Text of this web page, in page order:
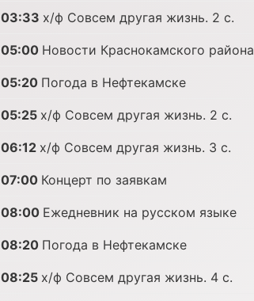
03:33 х/ф Совсем другая жизнь. 2 с.
05:00 Новости Краснокамского района
05:20 Погода в Нефтекамске
05:25 х/ф Совсем другая жизнь. 2 с.
06:12 х/ф Совсем другая жизнь. 3 с.
07:00 Концерт по заявкам
08:00 Ежедневник на русском языке
08:20 Погода в Нефтекамске
08:25 х/ф Совсем другая жизнь. 4 с.